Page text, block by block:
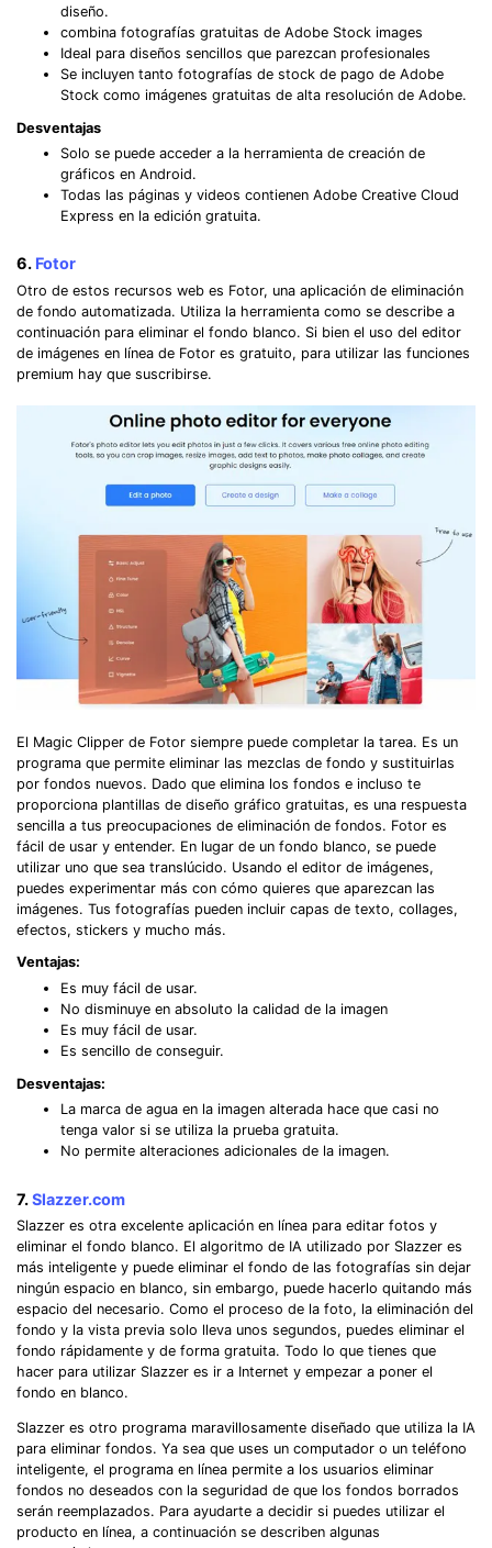
diseño.
combina fotografías gratuitas de Adobe Stock images
Ideal para diseños sencillos que parezcan profesionales
Se incluyen tanto fotografías de stock de pago de Adobe
Stock como imágenes gratuitas de alta resolución de Adobe.
Desventajas
Solo se puede acceder a la herramienta de creación de
gráficos en Android.
Todas las páginas y videos contienen Adobe Creative Cloud
Express en la edición gratuita.
6. Fotor
Otro de estos recursos web es Fotor, una aplicación de eliminación
de fondo automatizada. Utiliza la herramienta como se describe a
continuación para eliminar el fondo blanco. Si bien el uso del editor
de imágenes en línea de Fotor es gratuito, para utilizar las funciones
premium hay que suscribirse.
El Magic Clipper de Fotor siempre puede completar la tarea. Es un
programa que permite eliminar las mezclas de fondo y sustituirlas
por fondos nuevos. Dado que elimina los fondos e incluso te
proporciona plantillas de diseño gráfico gratuitas, es una respuesta
sencilla a tus preocupaciones de eliminación de fondos. Fotor es
fácil de usar y entender. En lugar de un fondo blanco, se puede
utilizar uno que sea translúcido. Usando el editor de imágenes,
puedes experimentar más con cómo quieres que aparezcan las
imágenes. Tus fotografías pueden incluir capas de texto, collages,
efectos, stickers y mucho más.
Ventajas:
Es muy fácil de usar.
No disminuye en absoluto la calidad de la imagen
Es muy fácil de usar.
Es sencillo de conseguir.
Desventajas:
La marca de agua en la imagen alterada hace que casi no
tenga valor si se utiliza la prueba gratuita.
No permite alteraciones adicionales de la imagen.
7.Slazzer.com
Slazzer es otra excelente aplicación en línea para editar fotos y
eliminar el fondo blanco. El algoritmo de IA utilizado por Slazzer es
más inteligente y puede eliminar el fondo de las fotografías sin dejar
ningún espacio en blanco, sin embargo, puede hacerlo quitando más
espacio del necesario. Como el proceso de la foto, la eliminación del
fondo y la vista previa solo lleva unos segundos, puedes eliminar el
fondo rápidamente y de forma gratuita. Todo lo que tienes que
hacer para utilizar Slazzer es ir a Internet y empezar a poner el
fondo en blanco.
Slazzer es otro programa maravillosamente diseñado que utiliza la IA
para eliminar fondos. Ya sea que uses un computador o un teléfono
inteligente, el programa en línea permite a los usuarios eliminar
fondos no deseados con la seguridad de que los fondos borrados
serán reemplazados. Para ayudarte a decidir si puedes utilizar el
producto en línea, a continuación se describen algunas